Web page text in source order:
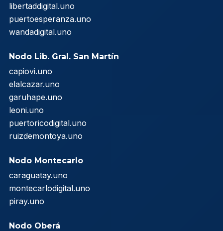
libertaddigital.uno
puertoesperanza.uno
wandadigital.uno
Nodo Lib. Gral. San Martín
capiovi.uno
elalcazar.uno
garuhape.uno
leoni.uno
puertoricodigital.uno
ruizdemontoya.uno
Nodo Montecarlo
caraguatay.uno
montecarlodigital.uno
piray.uno
Nodo Oberá